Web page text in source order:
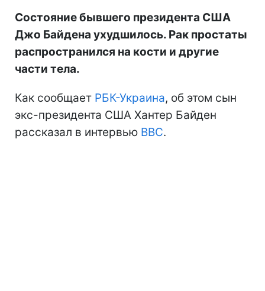
Состояние бывшего президента США
Джо Байдена ухудшилось. Рак простаты
распространился на кости и другие
части тела.
Как сообщает РБК-Украина, об этом сын
экс-президента США Хантер Байден
рассказал в интервью BBC.